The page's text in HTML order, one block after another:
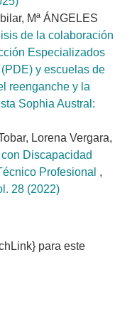
Mª ÁNGELES
de la colaboración
Especializados
y escuelas de
reenganche y la
Sophia Austral:
Lorena Vergara,
Discapacidad
Profesional ,
28 (2022)
para este